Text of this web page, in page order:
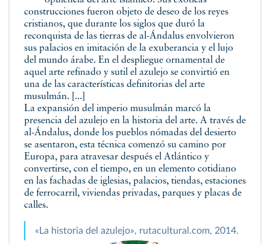
construcciones fueron objeto de deseo de los reyes
cristianos, que durante los siglos que duró la
reconquista de las tierras de al-Ándalus envolvieron
sus palacios en imitación de la exuberancia y el lujo
del mundo árabe. En el despliegue ornamental de
aquel arte refinado y sutil el azulejo se convirtió en
una de las características definitorias del arte
musulmán. [...]
La expansión del imperio musulmán marcó la
presencia del azulejo en la historia del arte. A través de
al-Ándalus, donde los pueblos nómadas del desierto
se asentaron, esta técnica comenzó su camino por
Europa, para atravesar después el Atlántico y
convertirse, con el tiempo, en un elemento cotidiano
en las fachadas de iglesias, palacios, tiendas, estaciones
de ferrocarril, viviendas privadas, parques y placas de
calles.
«La historia del azulejo», rutacultural.com, 2014.